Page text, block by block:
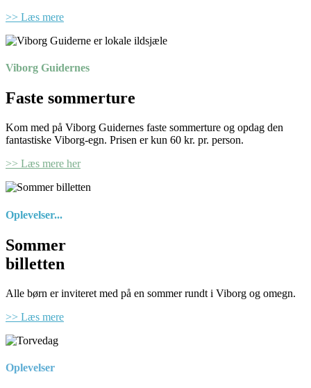
>> Læs mere
Viborg Guidernes
Faste sommerture
Kom med på Viborg Guidernes faste sommerture og opdag den
fantastiske Viborg-egn. Prisen er kun 60 kr. pr. person.
>> Læs mere her
Oplevelser...
Sommer
billetten
Alle børn er inviteret med på en sommer rundt i Viborg og omegn.
>> Læs mere
Oplevelser